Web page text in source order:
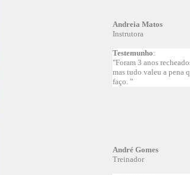
Andreia Matos
Instrutora
Testemunho:
"Foram 3 anos
mas tudo valeu a pena
faço. ”
André Gomes
Treinador